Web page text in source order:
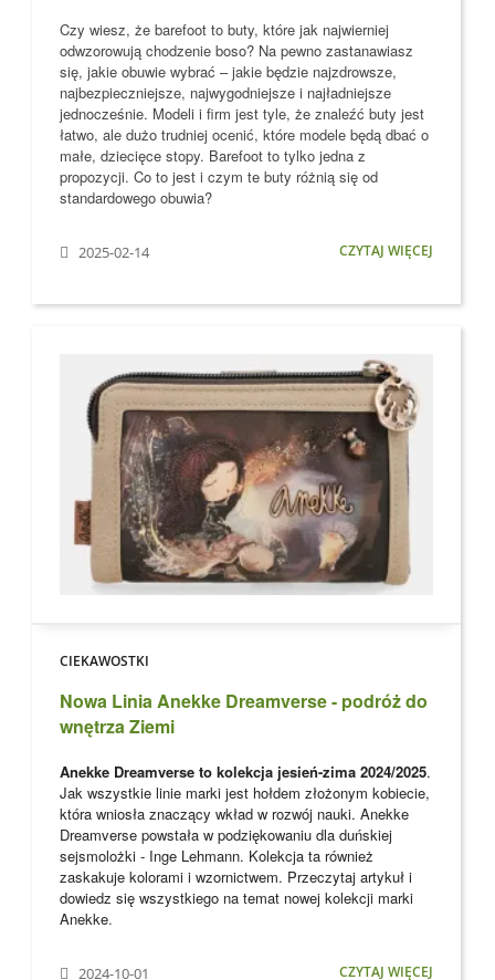
Czy wiesz, że barefoot to buty, które jak najwierniej
odwzorowują chodzenie boso? Na pewno zastanawiasz
się, jakie obuwie wybrać – jakie będzie najzdrowsze,
najbezpieczniejsze, najwygodniejsze i najładniejsze
jednocześnie. Modeli i firm jest tyle, że znaleźć buty jest
łatwo, ale dużo trudniej ocenić, które modele będą dbać o
małe, dziecięce stopy. Barefoot to tylko jedna z
propozycji. Co to jest i czym te buty różnią się od
standardowego obuwia?
2025-02-14 CZYTAJ WIĘCEJ
CIEKAWOSTKI
Nowa Linia Anekke Dreamverse - podróż do
wnętrza Ziemi
Anekke Dreamverse to kolekcja jesień-zima 2024/2025.
Jak wszystkie linie marki jest hołdem złożonym kobiecie,
która wniosła znaczący wkład w rozwój nauki. Anekke
Dreamverse powstała w podziękowaniu dla duńskiej
sejsmolożki - Inge Lehmann. Kolekcja ta również
zaskakuje kolorami i wzornictwem. Przeczytaj artykuł i
dowiedz się wszystkiego na temat nowej kolekcji marki
Anekke.
2024-10-01 CZYTAJ WIĘCEJ